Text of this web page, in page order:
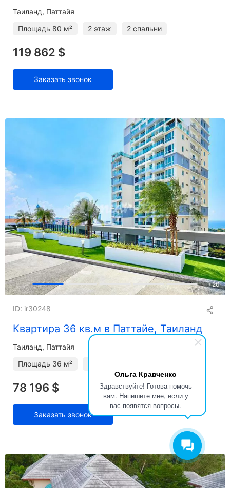
Ольга Кравченко
Здравствуйте! Готова помочь
вам. Напишите мне, если у
вас появятся вопросы.
Таиланд, Паттайя
Площадь 80 м² 2 этаж 2 спальни
119 862 $
Заказать звонок
+20
Квартира 36 кв.м в Паттайе, Таиланд
ID: ir30248
Таиланд, Паттайя
Площадь 36 м²
78 196 $
Заказать звонок